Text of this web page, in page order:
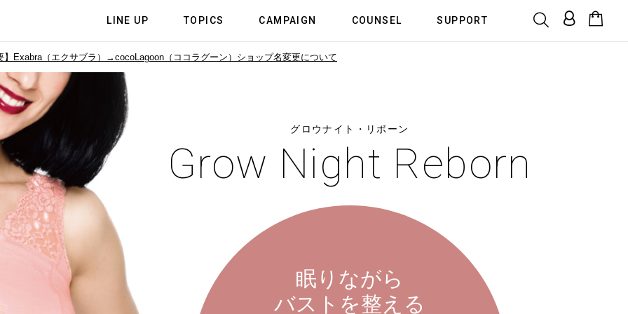
LINE UP TOPICS CAMPAIGN COUNSEL SUPPORT
】Exabra（エクサブラ）→cocoLagoon（ココラグーン） ショップ名変更について
グロウナイト・リボーン
Grow Night Reborn
眠りながら
バストを整える